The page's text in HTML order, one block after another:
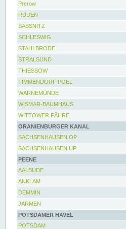
Prerow
RUDEN
SASSNITZ
SCHLESWIG
STAHLBRODE
STRALSUND
THIESSOW
TIMMENDORF POEL
WARNEMÜNDE
WISMAR-BAUMHAUS
WITTOWER FÄHRE
ORANIENBURGER KANAL
SACHSENHAUSEN OP
SACHSENHAUSEN UP
PEENE
AALBUDE
ANKLAM
DEMMIN
JARMEN
POTSDAMER HAVEL
POTSDAM